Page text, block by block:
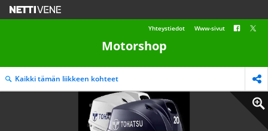
Motorshop
Yhteystiedot Www-sivut
Kaikki tämän liikkeen kohteet